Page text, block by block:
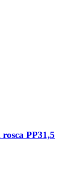
PP31,5